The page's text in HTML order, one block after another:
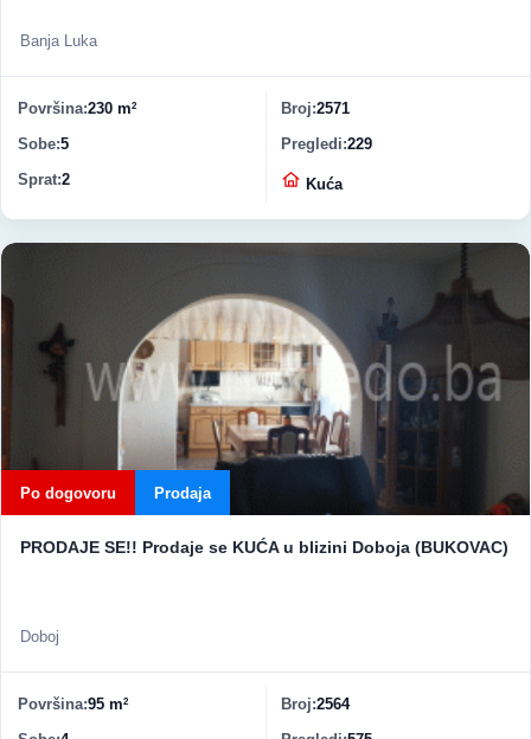
Banja Luka
Površina 230 m2 Broj 2571
Sobe 5 Pregledi 229
Sprat 2 Vrsta nekretnine
Kuća
Po dogovoru Prodaja
PRODAJE SE!! Prodaje se KUĆA u blizini Doboja (BUKOVAC)
Doboj
Površina 95 m2 Broj 2564